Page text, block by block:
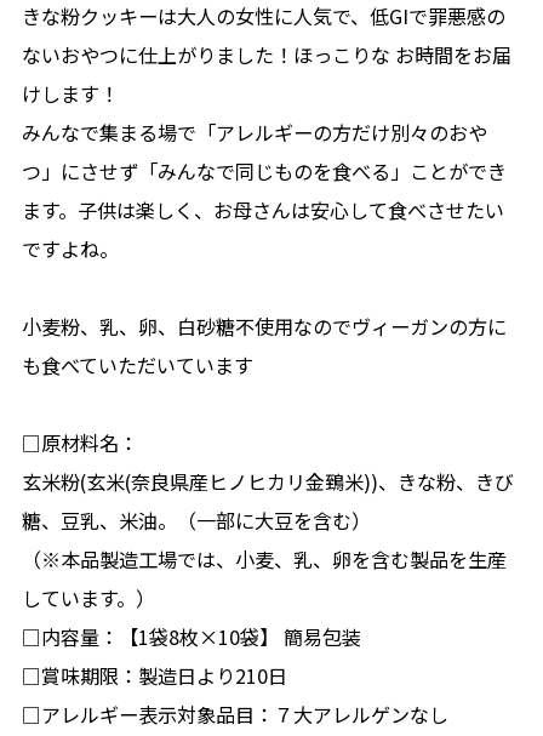
きな粉クッキーは大人の女性に人気で、低GIで罪悪感の
ないおやつに仕上がりました！ほっこりな お時間をお届
けします！
みんなで集まる場で「アレルギーの方だけ別々のおや
つ」にさせず「みんなで同じものを食べる」ことができ
ます。子供は楽しく、お母さんは安心して食べさせたい
ですよね。
小麦粉、乳、卵、白砂糖不使用なのでヴィーガンの方に
も食べていただいています
□原材料名：
玄米粉(玄米(奈良県産ヒノヒカリ金鵄米))、きな粉、きび
糖、豆乳、米油。（一部に大豆を含む）
（※本品製造工場では、小麦、乳、卵を含む製品を生産
しています。）
□内容量：【1袋8枚×10袋】 簡易包装
□賞味期限：製造日より210日
□アレルギー表示対象品目：７大アレルゲンなし